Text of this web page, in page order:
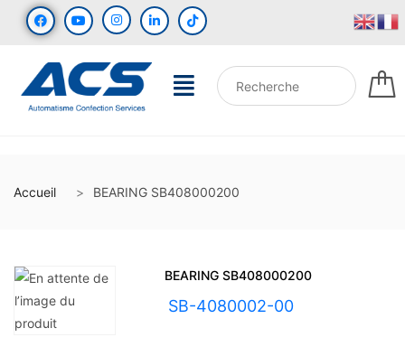
Accueil BEARING SB408000200
BEARING SB408000200
SB-4080002-00